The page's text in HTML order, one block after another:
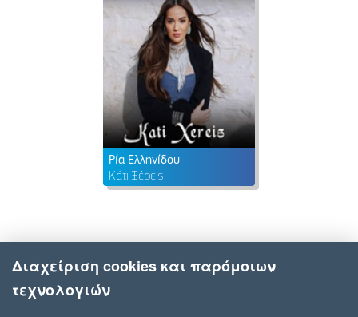
Ρία Ελληνίδου
Κάτι Ξέρεις
Διαχείριση cookies και παρόμοιων
τεχνολογιών